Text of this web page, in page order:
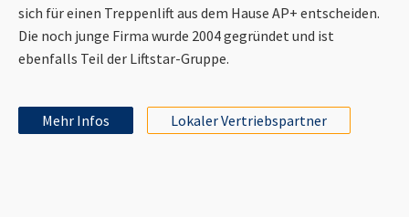
sich für einen Treppenlift aus dem Hause AP+ entscheiden.
Die noch junge Firma wurde 2004 gegründet und ist
ebenfalls Teil der Liftstar-Gruppe.
Mehr Infos Lokaler Vertriebspartner